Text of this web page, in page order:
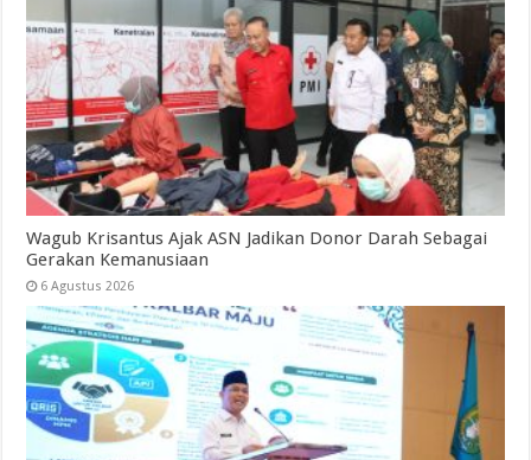
Wagub Krisantus Ajak ASN Jadikan Donor Darah Sebagai
Gerakan Kemanusiaan
6 Agustus 2026